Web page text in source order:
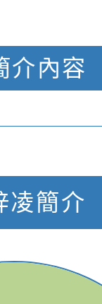
介內容
凌簡介